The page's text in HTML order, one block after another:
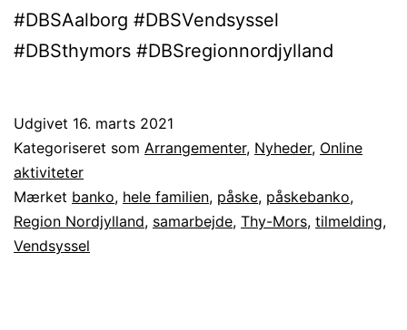
#DBSAalborg #DBSVendsyssel
#DBSthymors #DBSregionnordjylland
Udgivet 16. marts 2021
Kategoriseret som Arrangementer, Nyheder, Online
aktiviteter
Mærket banko, hele familien, påske, påskebanko,
Region Nordjylland, samarbejde, Thy-Mors, tilmelding,
Vendsyssel